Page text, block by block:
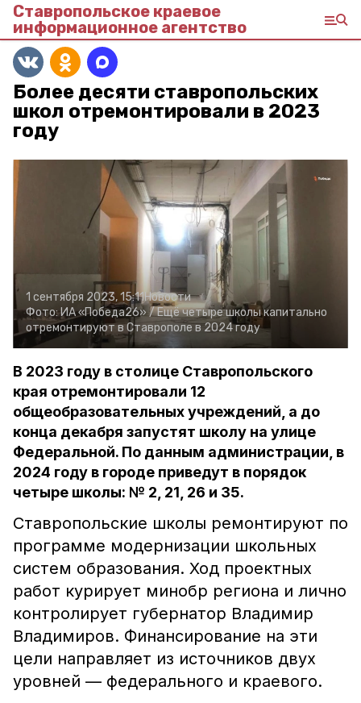
Ставропольское краевое
информационное агентство
Более десяти ставропольских
школ отремонтировали в 2023
году
1 сентября 2023, 15:11Новости
Фото:ИА «Победа26» /Ещё четыре школы капитально
отремонтируют в Ставрополе в 2024 году
В 2023 году в столице Ставропольского
края отремонтировали 12
общеобразовательных учреждений, а до
конца декабря запустят школу на улице
Федеральной. По данным администрации, в
2024 году в городе приведут в порядок
четыре школы: № 2, 21, 26 и 35.
Ставропольские школы ремонтируют по
программе модернизации школьных
систем образования. Ход проектных
работ курирует минобр региона и лично
контролирует губернатор Владимир
Владимиров. Финансирование на эти
цели направляет из источников двух
уровней — федерального и краевого.